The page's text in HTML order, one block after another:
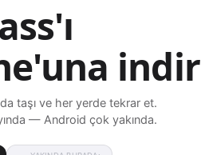
indir
taşı ve her yerde tekrar et.
— Android çok yakında.